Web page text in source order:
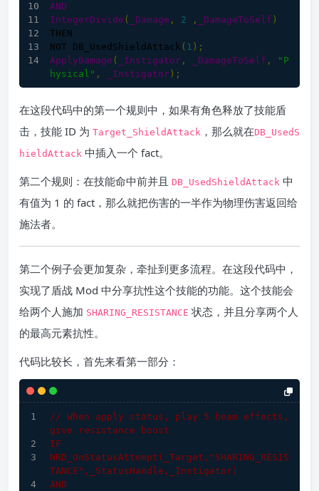
AND
IntegerDivide ( _Damage , 2 , _DamageToSelf )
THEN
NOT DB_UsedShieldAttack ( 1 ) ;
ApplyDamage ( _Instigator , _DamageToSelf ,
"P
hysical" , _Instigator );
在这段代码中的第一个规则中，如果有角色释放了技能盾
击，技能 ID 为 Target_ShieldAttack ，那么就在DB_UsedS
hieldAttack 中插入一个 fact。
第二个规则：在技能命中前并且 DB_UsedShieldAttack 中
有值为 1 的 fact，那么就把伤害的一半作为物理伤害返回给
施法者。
第二个例子会更加复杂，牵扯到更多流程。在这段代码中，
实现了盾战 Mod 中分享抗性这个技能的功能。这个技能会
给两个人施加 SHARING_RESISTANCE 状态，并且分享两个人
的最高元素抗性。
代码比较长，首先来看第一部分：
// When apply status, play 5 beam effects,
give resistance boost
IF
NRD_OnStatusAttempt (_Target, "SHARING_RESIS
TANCE" ,_StatusHandle,_Instigator)
AND